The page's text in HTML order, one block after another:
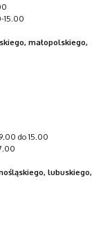
15.00
małopolskiego,
do 15.00
lubuskiego,